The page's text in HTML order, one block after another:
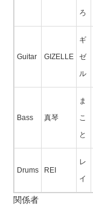
ろ
Guitar GIZELLE
ギ
ゼ
ル
Bass 真琴
ま
こ
と
Drums REI
レ
イ
関係者